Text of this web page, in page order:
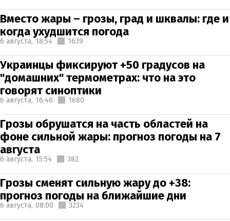
Вместо жары – грозы, град и шквалы: где и
когда ухудшится погода
6 августа, 18:54 1639
Украинцы фиксируют +50 градусов на
"домашних" термометрах: что на это
говорят синоптики
6 августа, 16:46 1680
Грозы обрушатся на часть областей на
фоне сильной жары: прогноз погоды на 7
августа
6 августа, 15:54 382
Грозы сменят сильную жару до +38:
прогноз погоды на ближайшие дни
6 августа, 08:00 3234